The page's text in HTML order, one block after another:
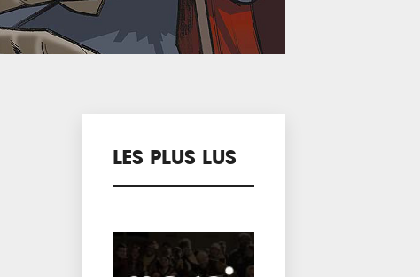
LES PLUS LUS